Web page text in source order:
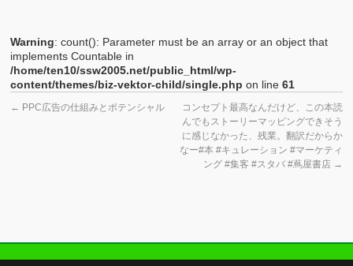
Warning: count(): Parameter must be an array or an object that
implements Countable in
/home/ten10/ssw2005.net/public_html/wp-
content/themes/biz-vektor-child/single.php on line61
← PPC広告の仕組みとポテンシャル
コンセプト最高なんだけど、この本読
んでもストーリーマッピングできそう
に感じなかった、残業。翻訳だからか
なー#本 #キュレーション #マーケティ
ング #集客 #スタバ #蔦屋書店 →